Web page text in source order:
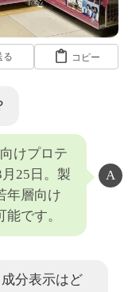
る コピー
けプロテ
25日。製
年層向け
です。
分表示はど